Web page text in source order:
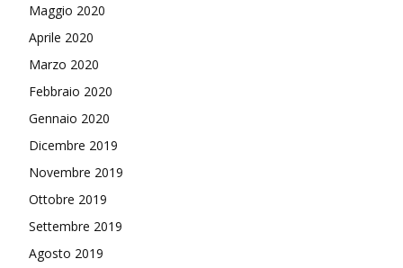
Maggio 2020
Aprile 2020
Marzo 2020
Febbraio 2020
Gennaio 2020
Dicembre 2019
Novembre 2019
Ottobre 2019
Settembre 2019
Agosto 2019